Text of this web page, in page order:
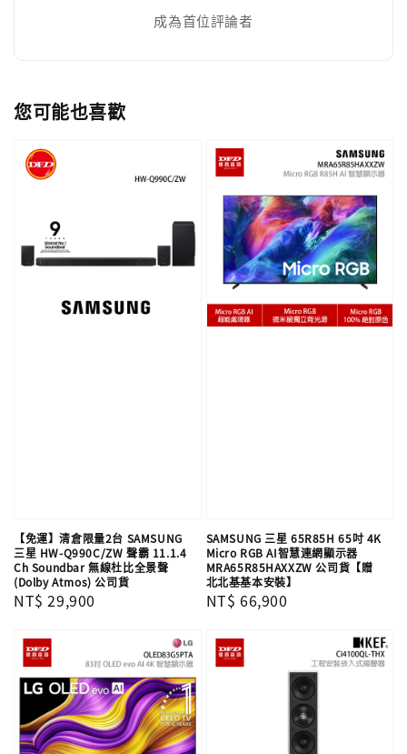
成為首位評論者
您可能也喜歡
【免運】清倉限量2台 SAMSUNG
三星 HW-Q990C/ZW 聲霸 11.1.4
Ch Soundbar 無線杜比全景聲
(Dolby Atmos) 公司貨
Regular
NT$ 29,900
SAMSUNG 三星 65R85H 65吋 4K
Micro RGB AI智慧連網顯示器
MRA65R85HAXXZW 公司貨【贈
北北基基本安裝】
Regular
NT$ 66,900